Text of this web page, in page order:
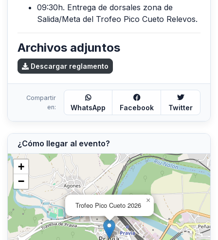
09:30h. Entrega de dorsales zona de
Salida/Meta del Trofeo Pico Cueto Relevos.
Archivos adjuntos
Descargar reglamento
Compartir
en:
WhatsApp Facebook Twitter
¿Cómo llegar al evento?
Trofeo Pico Cueto 2026
×
+
−